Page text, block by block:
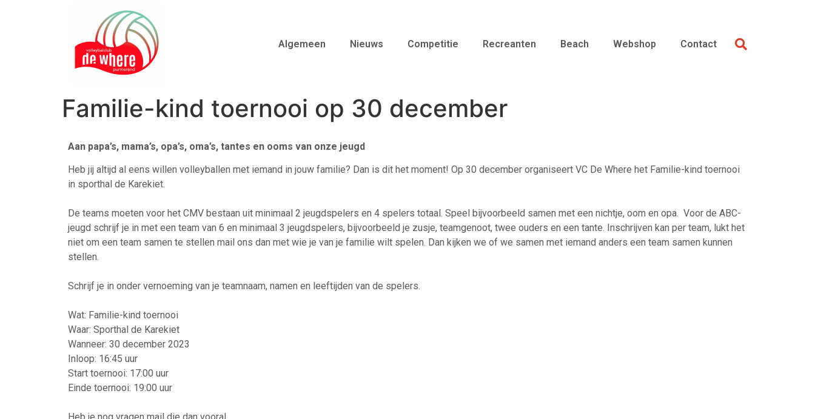
Algemeen Nieuws Competitie Recreanten Beach Webshop Contact
Familie-kind toernooi op 30 december
Aan papa’s, mama’s, opa’s, oma’s, tantes en ooms van onze jeugd
Heb jij altijd al eens willen volleyballen met iemand in jouw familie? Dan is dit het moment! Op 30 december organiseert VC De Where het Familie-kind toernooi
in sporthal de Karekiet.
De teams moeten voor het CMV bestaan uit minimaal 2 jeugdspelers en 4 spelers totaal. Speel bijvoorbeeld samen met een nichtje, oom en opa. Voor de ABC-
jeugd schrijf je in met een team van 6 en minimaal 3 jeugdspelers, bijvoorbeeld je zusje, teamgenoot, twee ouders en een tante. Inschrijven kan per team, lukt het
niet om een team samen te stellen mail ons dan met wie je van je familie wilt spelen. Dan kijken we of we samen met iemand anders een team samen kunnen
stellen.
Schrijf je in onder vernoeming van je teamnaam, namen en leeftijden van de spelers.
Wat: Familie-kind toernooi
Waar: Sporthal de Karekiet
Wanneer: 30 december 2023
Inloop: 16:45 uur
Start toernooi: 17:00 uur
Einde toernooi: 19:00 uur